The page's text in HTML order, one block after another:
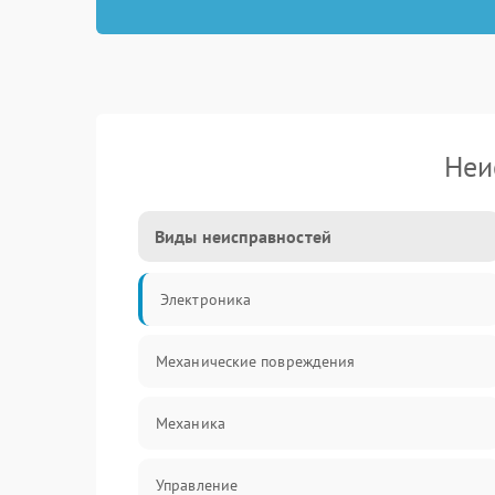
Виды неисправностей
Электроника
Механические повреждения
Механика
Управление